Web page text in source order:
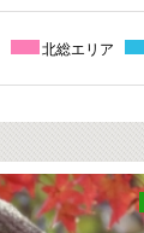
北総エリア